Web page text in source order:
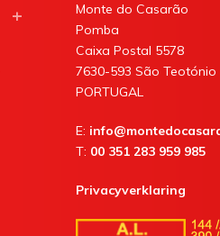
Monte do Casarão
Pomba
Caixa Postal 5578
7630-593 São Teotónio
PORTUGAL
E:
T: 00 351 283 959 985
Privacyverklaring